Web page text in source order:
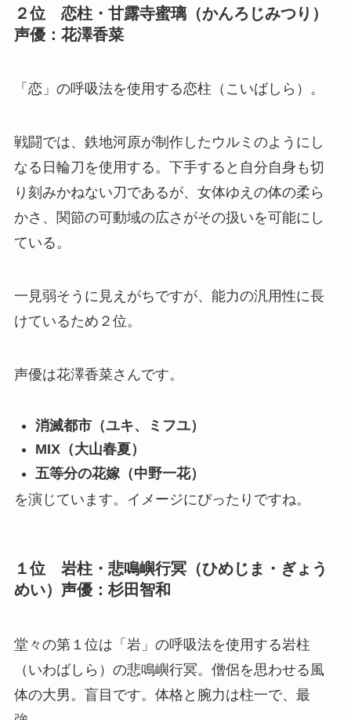
２位 恋柱・甘露寺蜜璃（かんろじみつり）
声優：花澤香菜
「恋」の呼吸法を使用する恋柱（こいばしら）。
戦闘では、鉄地河原が制作したウルミのようにし
なる日輪刀を使用する。下手すると自分自身も切
り刻みかねない刀であるが、女体ゆえの体の柔ら
かさ、関節の可動域の広さがその扱いを可能にし
ている。
一見弱そうに見えがちですが、能力の汎用性に長
けているため２位。
声優は花澤香菜さんです。
消滅都市（ユキ、ミフユ）
MIX（大山春夏）
五等分の花嫁（中野一花）
を演じています。イメージにぴったりですね。
１位 岩柱・悲鳴嶼行冥（ひめじま・ぎょう
めい）声優：杉田智和
堂々の第１位は「岩」の呼吸法を使用する岩柱
（いわばしら）の悲鳴嶼行冥。僧侶を思わせる風
体の大男。盲目です。体格と腕力は柱一で、最